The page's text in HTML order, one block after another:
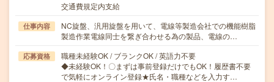
交通費規定内支給
仕事内容
NC旋盤、汎用旋盤を用いて、電線等製造会社での機能樹脂
製造作業電線同士を繋ぎ合わせる為の製品、電線の…
応募資格
職種未経験OK / ブランクOK / 英語力不要
◆未経験OK！〇まずは事前登録だけでもOK！履歴書不要
で気軽にオンライン登録★氏名・職種などを入力す…